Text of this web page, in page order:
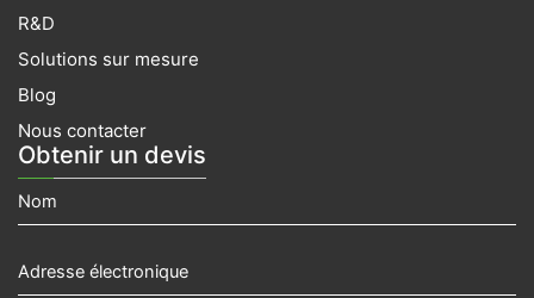
R&D
Solutions sur mesure
Blog
Nous contacter
Obtenir un devis